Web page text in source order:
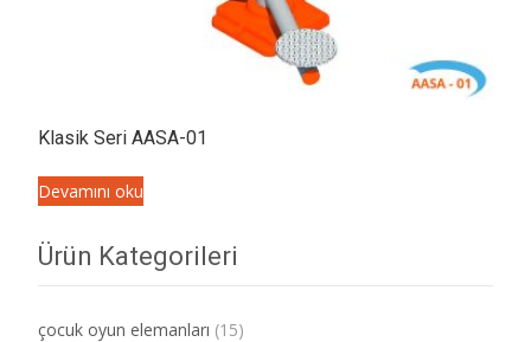
Klasik Seri AASA-01
Devamını oku
Ürün Kategorileri
çocuk oyun elemanları (15)